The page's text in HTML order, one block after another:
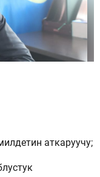
аткаруучу;